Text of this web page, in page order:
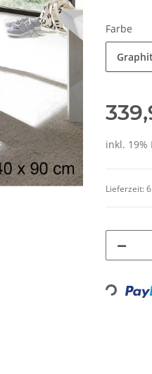
Farbe
inkl. 19%
Lieferzeit:
Loading...